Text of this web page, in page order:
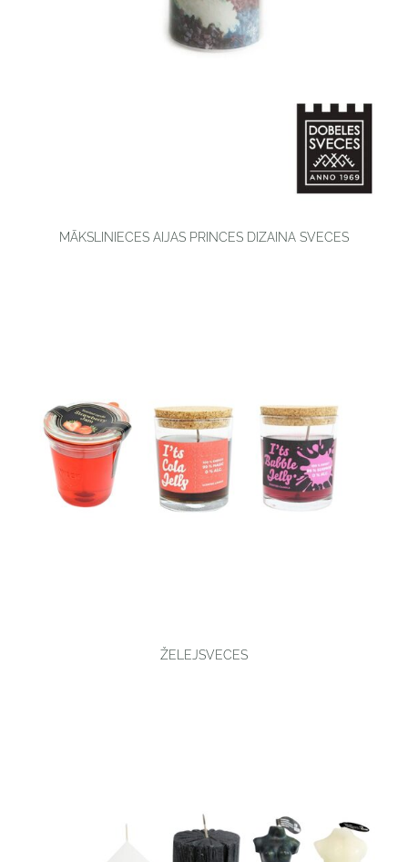
MĀKSLINIECES AIJAS PRINCES DIZAINA SVECES
ŽELEJSVECES